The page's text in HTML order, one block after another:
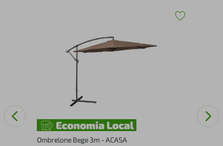
Ombrelone Bege 3m - ACASA